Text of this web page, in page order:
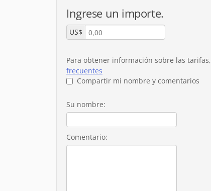
Ingrese un importe.
US$
Para obtener información sobre las tarifas,
frecuentes
Compartir mi nombre y comentarios
Su nombre:
Comentario: